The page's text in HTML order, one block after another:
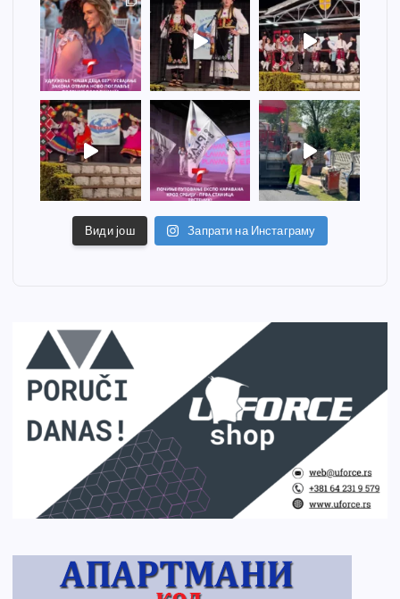
Види још Запрати на Инстаграму